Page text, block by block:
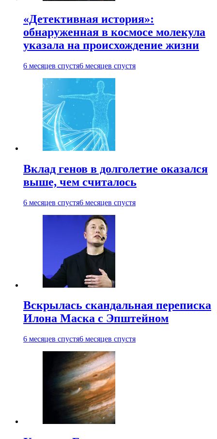
«Детективная история»:
обнаруженная в космосе молекула
указала на происхождение жизни
6 месяцев спустя6 месяцев спустя
Вклад генов в долголетие оказался
выше, чем считалось
6 месяцев спустя6 месяцев спустя
Вскрылась скандальная переписка
Илона Маска с Эпштейном
6 месяцев спустя6 месяцев спустя